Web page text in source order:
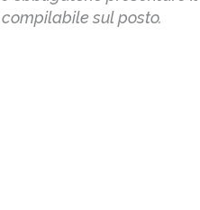
sul posto.